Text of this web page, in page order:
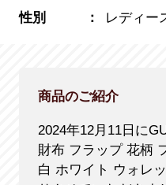
性別
レディー
商品のご紹介
2024年12月11日に
財布 フラップ 花柄
白 ホワイト ウォレ